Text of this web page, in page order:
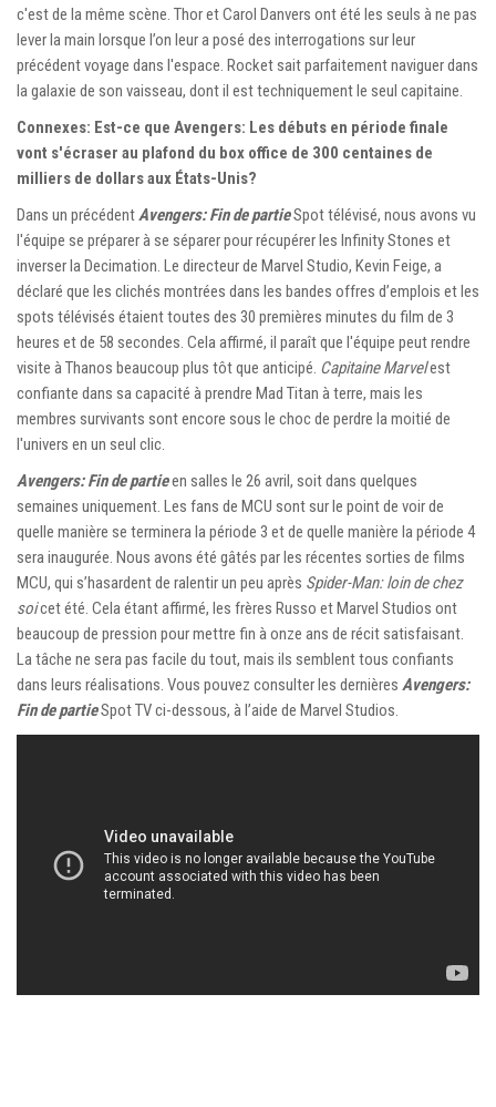
c'est de la même scène. Thor et Carol Danvers ont été les seuls à ne pas
lever la main lorsque l’on leur a posé des interrogations sur leur
précédent voyage dans l'espace. Rocket sait parfaitement naviguer dans
la galaxie de son vaisseau, dont il est techniquement le seul capitaine.
Connexes: Est-ce que Avengers: Les débuts en période finale
vont s'écraser au plafond du box office de 300 centaines de
milliers de dollars aux États-Unis?
Dans un précédentAvengers: Fin de partieSpot télévisé, nous avons vu
l'équipe se préparer à se séparer pour récupérer les Infinity Stones et
inverser la Decimation. Le directeur de Marvel Studio, Kevin Feige, a
déclaré que les clichés montrées dans les bandes offres d’emplois et les
spots télévisés étaient toutes des 30 premières minutes du film de 3
heures et de 58 secondes. Cela affirmé, il paraît que l'équipe peut rendre
visite à Thanos beaucoup plus tôt que anticipé. Capitaine Marvelest
confiante dans sa capacité à prendre Mad Titan à terre, mais les
membres survivants sont encore sous le choc de perdre la moitié de
l'univers en un seul clic.
Avengers: Fin de partieen salles le 26 avril, soit dans quelques
semaines uniquement. Les fans de MCU sont sur le point de voir de
quelle manière se terminera la période 3 et de quelle manière la période 4
sera inaugurée. Nous avons été gâtés par les récentes sorties de films
MCU, qui s’hasardent de ralentir un peu après Spider-Man: loin de chez
soicet été. Cela étant affirmé, les frères Russo et Marvel Studios ont
beaucoup de pression pour mettre fin à onze ans de récit satisfaisant.
La tâche ne sera pas facile du tout, mais ils semblent tous confiants
dans leurs réalisations. Vous pouvez consulter les dernières Avengers:
Fin de partieSpot TV ci-dessous, à l’aide de Marvel Studios.